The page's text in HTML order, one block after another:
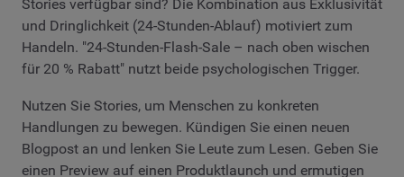
Stories verfügbar sind? Die Kombination aus Exklusivität
und Dringlichkeit (24-Stunden-Ablauf) motiviert zum
Handeln. "24-Stunden-Flash-Sale – nach oben wischen
für 20 % Rabatt" nutzt beide psychologischen Trigger.
Nutzen Sie Stories, um Menschen zu konkreten
Handlungen zu bewegen. Kündigen Sie einen neuen
Blogpost an und lenken Sie Leute zum Lesen. Geben Sie
einen Preview auf einen Produktlaunch und ermutigen